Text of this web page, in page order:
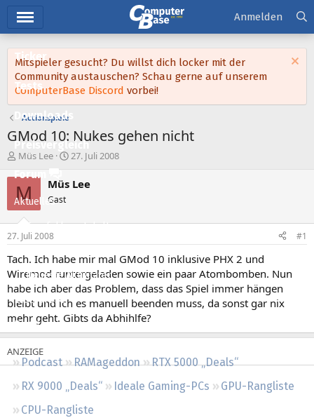
Ticker
Tests
Downloads
Preisvergleich
Forum
Aktuelles
Empfohlene Inhalte
Neueste Aktivitäten
Leserartikel
Regeln
Podcast RAMageddon
RTX 5000 „Deals“
RX 9000 „Deals“
Ideale Gaming-PCs
GPU-Rangliste
CPU-Rangliste
Anmelden
Mitspieler gesucht? Du willst dich locker mit der
Community austauschen? Schau gerne auf unserem
ComputerBase Discord vorbei!
Actionspiele
GMod 10: Nukes gehen nicht
E
r
s
t
e
e
r
Müs Lee
E
s
t
a
m
27. Juli 2008
M Müs Lee
Gast
27. Juli 2008 #1
Tach. Ich habe mir mal GMod 10 inklusive PHX 2 und
Wiremod runtergeladen sowie ein paar Atombomben. Nun
habe ich aber das Problem, dass das Spiel immer hängen
bleibt und ich es manuell beenden muss, da sonst gar nix
mehr geht. Gibts da Abhihlfe?